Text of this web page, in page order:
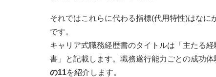
それではこれらに代わる指標(代用特性)はな
です。
キャリア式職務経歴書のタイトルは「主たる
書」と記載します。職務遂行能力ごとの成功
の11を紹介します。